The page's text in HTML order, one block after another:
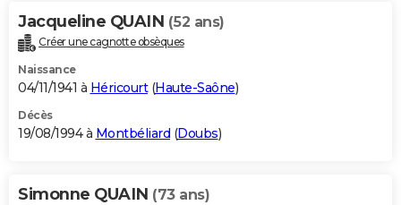
Jacqueline QUAIN (52 ans)
Créer une cagnotte obsèques
Naissance
04/11/1941 à Héricourt(Haute-Saône)
Décès
19/08/1994 à Montbéliard (Doubs)
Simonne QUAIN (73 ans)